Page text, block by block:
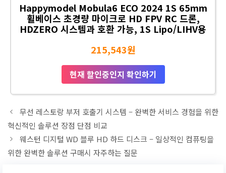
Happymodel Mobula6 ECO 2024 1S 65mm
휠베이스 초경량 마이크로 HD FPV RC 드론,
HDZERO 시스템과 호환 가능, 1S Lipo/LIHV용
215,543원
현재 할인중인지 확인하기
무선 레스토랑 부저 호출기 시스템 – 완벽한 서비스 경험을 위한
혁신적인 솔루션 장점 단점 비교
웨스턴 디지털 WD 블루 HD 하드 디스크 – 일상적인 컴퓨팅을
위한 완벽한 솔루션 구매시 자주하는 질문